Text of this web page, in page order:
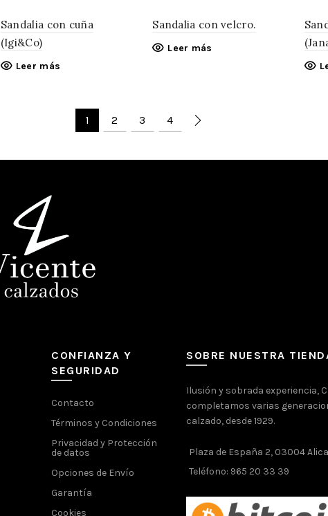
Sandalia con cuña
(Igi&Co)
Leer más
Sandalia con velcro.
Leer más
1 2 3 4
CONFIANZA Y
SEGURIDAD
Contacto
Términos y Condiciones
Privacidad y Protección
de datos
Opciones de Envío
Garantía
Cookies
SOBRE NUESTRA
Ilusión y sobrada experiencia,
completamos varias
calzado, desde 1929.
Plaza de España 2, 03004
Teléfono: 965 20 33 39